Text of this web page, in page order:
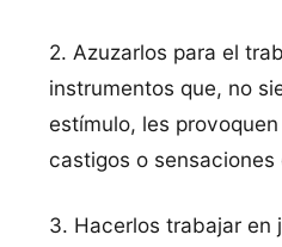
2. Azuzarlos para el
instrumentos que, no
estímulo, les
castigos o sensaciones
3. Hacerlos trabajar en